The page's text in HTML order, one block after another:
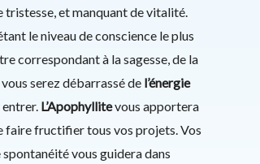
et manquant de vitalité.
le niveau de conscience le plus
correspondant à la sagesse, de la
serez débarrassé de l’énergie
L’Apophyllitevous apportera
faire fructifier tous vos projets. Vos
vous guidera dans